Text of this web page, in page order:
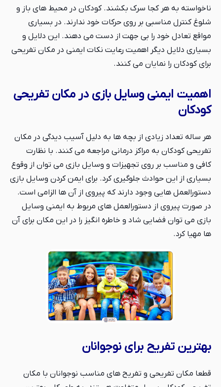
ناخواسته به هر کجا سرک بکشند. کودکان در محیط های باز و
شلوغ کنترل مناسبی بر روی حرکات خود ندارند. در بسیاری
مواقع تعادل خود را بی جهت از دست می دهند. این دلایل و
بسیاری دلایل دیگر اهمیت رعایت نکات ایمنی در مکان تفریحی
برای کودکان را نمایان می کنند.
اهمیت ایمنی وسایل بازی در مکان تفریحی
کودکان
هر ساله تعداد زیادی از بچه ها به دلیل آسیب دیدگی در مکان
تفریحی کودکان به مراکز درمانی مراجعه می کنند. با نظارت
کافی و مناسب بر روی تجهیزات و وسایل بازی می توان از وقوع
بسیاری از این حوادث جلوگیری کرد. برای ایمن کردن وسایل بازی
دستورالعمل هایی وجود دارند که پیروی از آن ها الزامی است.
در صورت پیروی از دستورالعمل های مربوط به ایمنی وسایل
بازی می توان فضایی شاد و خاطره انگیز را در این مکان برای آن
ها مهیا کرد.
بهترین تفریح برای نوجوانان
قطعا مکان تفریحی و تفریح های مناسب نوجوانان با مکان